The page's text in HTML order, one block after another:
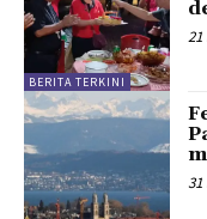
BERITA TERKINI
21
31